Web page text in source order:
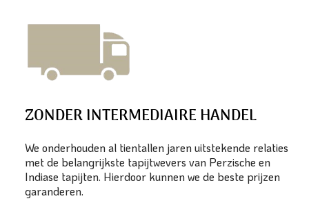
ZONDER INTERMEDIAIRE HANDEL
We onderhouden al tientallen jaren uitstekende relaties
met de belangrijkste tapijtwevers van Perzische en
Indiase tapijten. Hierdoor kunnen we de beste prijzen
garanderen.